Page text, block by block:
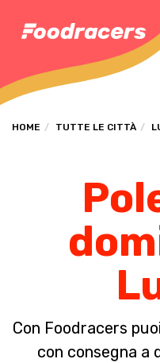
HOME TUTTE LE CITTÀ
Con Foodracers
con consegna a